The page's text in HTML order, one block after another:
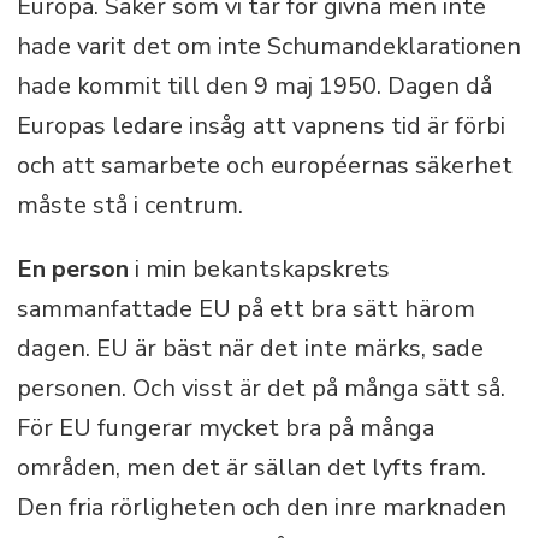
Europa. Saker som vi tar för givna men inte
hade varit det om inte Schumandeklarationen
hade kommit till den 9 maj 1950. Dagen då
Europas ledare insåg att vapnens tid är förbi
och att samarbete och européernas säkerhet
måste stå i centrum.
En person i min bekantskapskrets
sammanfattade EU på ett bra sätt härom
dagen. EU är bäst när det inte märks, sade
personen. Och visst är det på många sätt så.
För EU fungerar mycket bra på många
områden, men det är sällan det lyfts fram.
Den fria rörligheten och den inre marknaden